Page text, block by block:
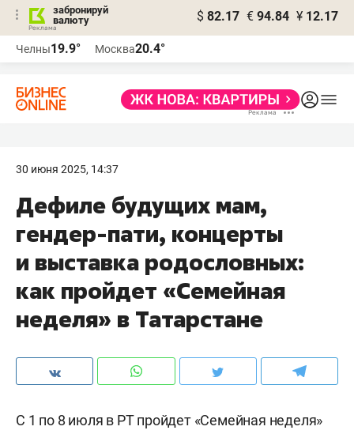
забронируй
валюту
$ 82.17 € 94.84 ¥ 12.17
Челны19.9° Москва20.4°
30 июня 2025, 14:37
Дефиле будущих мам,
гендер-пати, концерты
и выставка родословных:
как пройдет «Семейная
неделя» в Татарстане
С 1 по 8 июля в РТ пройдет «Семейная неделя»